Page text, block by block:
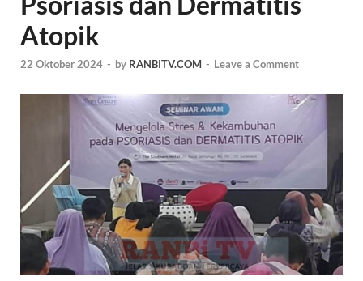
Atopik
22 Oktober 2024 - by RANBITV.COM - Leave a Comment